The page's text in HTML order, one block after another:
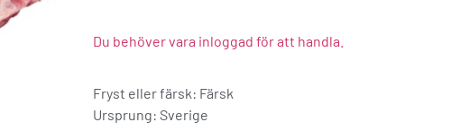
Du behöver vara inloggad för att handla.
Fryst eller färsk: Färsk
Ursprung: Sverige